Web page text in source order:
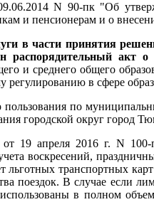
N 90-пк "Об
и пенсионерам и о
в части принятия
распорядительный акт
и среднего общего
регулированию в сфере
пользования по
городской округ город
19 апреля 2016 г. N
воскресений,
транспортных
поездок. В случае
в полном